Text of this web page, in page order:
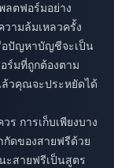
ตฟอร์มอย่าง
ามล้มเหลวครั้ง
อปัญหาบัญชีจะเป็น
ร์มที่ถูกต้องตาม
วคุณจะประหยัดได้
ร การเก็บเพียงบาง
ดของสายฟรีด้วย
ะสายฟรีเป็นสูตร